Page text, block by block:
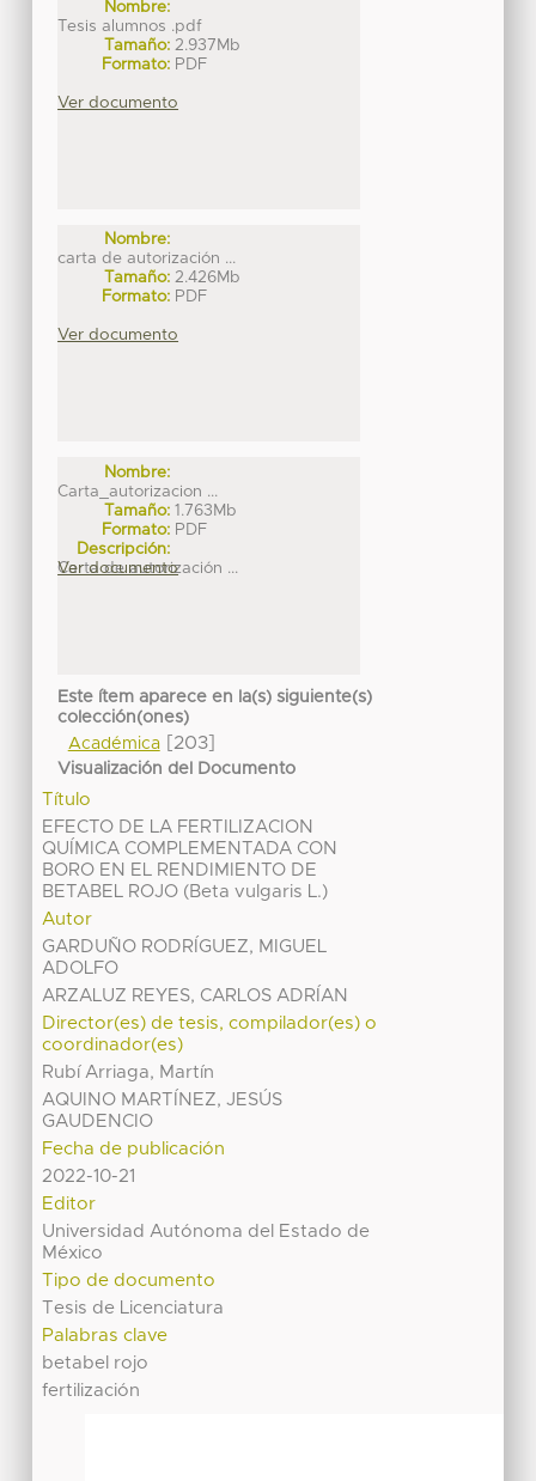
Nombre:
Tesis alumnos .pdf
Tamaño: 2.937Mb
Formato: PDF
Ver documento
Nombre:
carta de autorización ...
Tamaño: 2.426Mb
Formato: PDF
Ver documento
Nombre:
Carta_autorizacion ...
Tamaño: 1.763Mb
Formato: PDF
Descripción:
Carta de autorización ...
Ver documento
Este ítem aparece en la(s) siguiente(s)
colección(ones)
Académica[203]
Visualización del Documento
Título
EFECTO DE LA FERTILIZACION
QUÍMICA COMPLEMENTADA CON
BORO EN EL RENDIMIENTO DE
BETABEL ROJO (Beta vulgaris L.)
Autor
GARDUÑO RODRÍGUEZ, MIGUEL
ADOLFO
ARZALUZ REYES, CARLOS ADRÍAN
Director(es) de tesis, compilador(es) o
coordinador(es)
Rubí Arriaga, Martín
AQUINO MARTÍNEZ, JESÚS
GAUDENCIO
Fecha de publicación
2022-10-21
Editor
Universidad Autónoma del Estado de
México
Tipo de documento
Tesis de Licenciatura
Palabras clave
betabel rojo
fertilización